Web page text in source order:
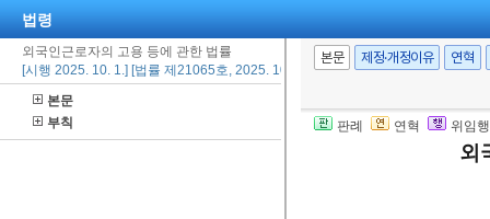
법령
외국인근로자의 고용 등에 관한 법률
[시행 2025. 10. 1.] [법률 제21065호, 2025. 10. 1., 타법개정]
본문
부칙
본문 제정·개정이유 연혁
판례 연혁 위임
외
준 등 인력 수
인력공단”이
2014. 1. 28.>
[전문개정